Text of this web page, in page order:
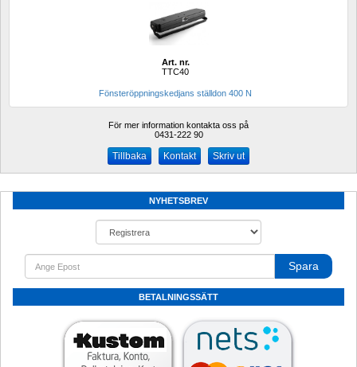
Art. nr.
TTC40
Fönsteröppningskedjans ställdon 400 N
För mer information kontakta oss på
0431-222 90
Kontakt Skriv ut
NYHETSBREV
Spara
BETALNINGSSÄTT